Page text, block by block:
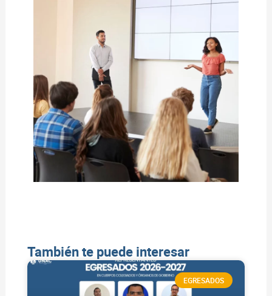
También te puede interesar
EGRESADOS